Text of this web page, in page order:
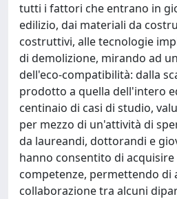
tutti i fattori che entrano in
edilizio, dai materiali da
costruttivi, alle tecnologie
di demolizione, mirando ad
dell'eco-compatibilità: dalla
prodotto a quella dell'intero
centinaio di casi di studio,
per mezzo di un'attività di
da laureandi, dottorandi e
hanno consentito di
competenze, permettendo di
collaborazione tra alcuni